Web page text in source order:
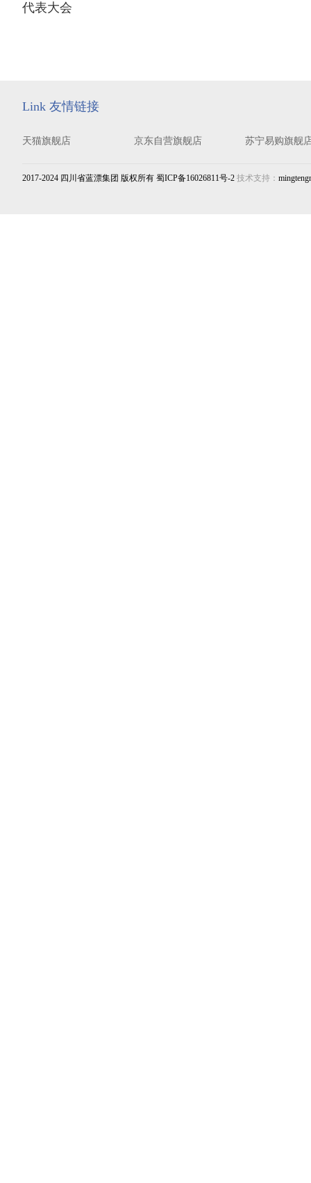
代表大会
Link 友情链接
天猫旗舰店 京东自营旗舰店 苏宁易购旗舰
2017-2024 四川省蓝漂集团 版权所有 蜀ICP备16026811号-2 技术支持：